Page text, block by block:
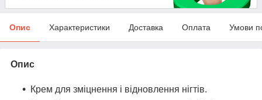
Опис Характеристики Доставка Оплата Умови
Опис
Крем для зміцнення і відновлення нігтів.